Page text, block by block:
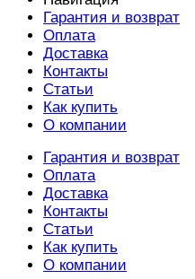
Гарантия и возврат
Оплата
Доставка
Контакты
Статьи
Как купить
О компании
Гарантия и возврат
Оплата
Доставка
Контакты
Статьи
Как купить
О компании